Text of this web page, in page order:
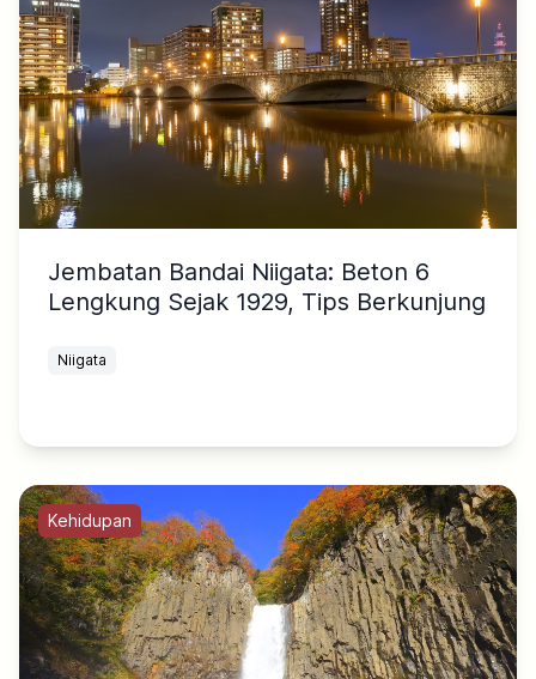
Jembatan Bandai Niigata: Beton 6
Lengkung Sejak 1929, Tips Berkunjung
Niigata
Kehidupan